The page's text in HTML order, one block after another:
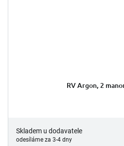
RV Argon, 2
Skladem u dodavatele
odesíláme za 3-4 dny